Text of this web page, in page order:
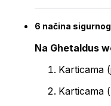
6 načina
Na Ghetaldus
Karticama
Karticama